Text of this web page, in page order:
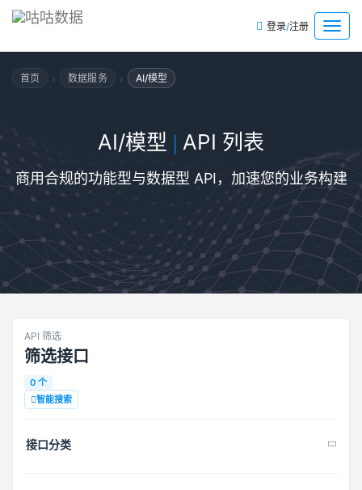
菜
单
登录/注册
首页 › 数据服务 › AI/模型
AI/模型 | API 列表
商用合规的功能型与数据型 API，加速您的业务构建
API 筛选
筛选接口
0 个
智能搜索
接口分类